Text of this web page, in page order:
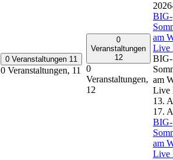
0 Veranstaltungen 11
0 Veranstaltungen, 11
0
Veranstaltungen
12
0
Veranstaltungen,
12
BIG-
am
Live
BIG-
am
Live
13.
17.
BIG-
am
Live